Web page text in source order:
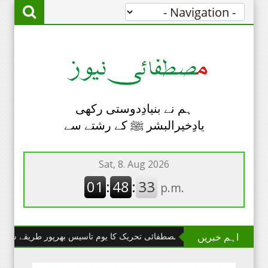
ہم نے بنیادِدوستی رکھی
یادِخیرالبشر ﷺ کے رشتے سے
اہم خبریں
چھانگا مانگا : مصطفائی تحریک کا یوم تاسیس بھرپور طریقے سے منایا گیا۔